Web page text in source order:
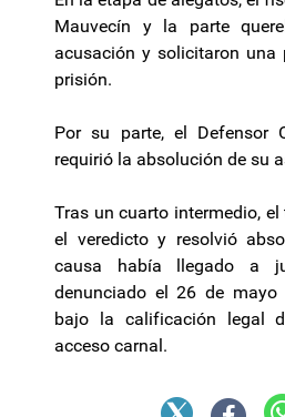
Mauvecín y la parte
acusación y solicitaron una
prisión.
Por su parte, el Defensor
requirió la absolución de su
Tras un cuarto intermedio,
el veredicto y resolvió
causa había llegado a
denunciado el 26 de mayo
bajo la calificación legal
acceso carnal.